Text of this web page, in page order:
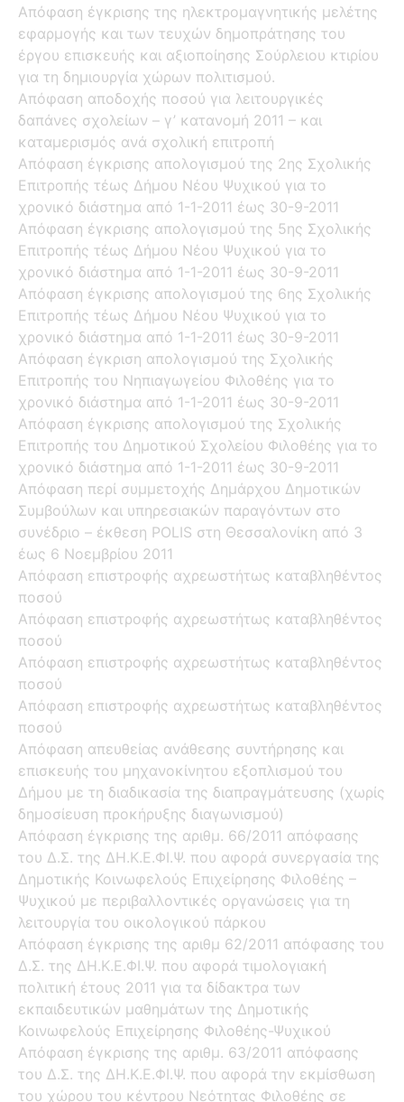
Απόφαση έγκρισης της ηλεκτρομαγνητικής μελέτης
εφαρμογής και των τευχών δημοπράτησης του
έργου επισκευής και αξιοποίησης Σούρλειου κτιρίου
για τη δημιουργία χώρων πολιτισμού.
Απόφαση αποδοχής ποσού για λειτουργικές
δαπάνες σχολείων – γ’ κατανομή 2011 – και
καταμερισμός ανά σχολική επιτροπή
Απόφαση έγκρισης απολογισμού της 2ης Σχολικής
Επιτροπής τέως Δήμου Νέου Ψυχικού για το
χρονικό διάστημα από 1-1-2011 έως 30-9-2011
Απόφαση έγκρισης απολογισμού της 5ης Σχολικής
Επιτροπής τέως Δήμου Νέου Ψυχικού για το
χρονικό διάστημα από 1-1-2011 έως 30-9-2011
Απόφαση έγκρισης απολογισμού της 6ης Σχολικής
Επιτροπής τέως Δήμου Νέου Ψυχικού για το
χρονικό διάστημα από 1-1-2011 έως 30-9-2011
Απόφαση έγκριση απολογισμού της Σχολικής
Επιτροπής του Νηπιαγωγείου Φιλοθέης για το
χρονικό διάστημα από 1-1-2011 έως 30-9-2011
Απόφαση έγκρισης απολογισμού της Σχολικής
Επιτροπής του Δημοτικού Σχολείου Φιλοθέης για το
χρονικό διάστημα από 1-1-2011 έως 30-9-2011
Απόφαση περί συμμετοχής Δημάρχου Δημοτικών
Συμβούλων και υπηρεσιακών παραγόντων στο
συνέδριο – έκθεση POLIS στη Θεσσαλονίκη από 3
έως 6 Νοεμβρίου 2011
Απόφαση επιστροφής αχρεωστήτως καταβληθέντος
ποσού
Απόφαση επιστροφής αχρεωστήτως καταβληθέντος
ποσού
Απόφαση επιστροφής αχρεωστήτως καταβληθέντος
ποσού
Απόφαση επιστροφής αχρεωστήτως καταβληθέντος
ποσού
Απόφαση απευθείας ανάθεσης συντήρησης και
επισκευής του μηχανοκίνητου εξοπλισμού του
Δήμου με τη διαδικασία της διαπραγμάτευσης (χωρίς
δημοσίευση προκήρυξης διαγωνισμού)
Απόφαση έγκρισης της αριθμ. 66/2011 απόφασης
του Δ.Σ. της ΔΗ.Κ.Ε.ΦΙ.Ψ. που αφορά συνεργασία της
Δημοτικής Κοινωφελούς Επιχείρησης Φιλοθέης –
Ψυχικού με περιβαλλοντικές οργανώσεις για τη
λειτουργία του οικολογικού πάρκου
Απόφαση έγκρισης της αριθμ 62/2011 απόφασης του
Δ.Σ. της ΔΗ.Κ.Ε.ΦΙ.Ψ. που αφορά τιμολογιακή
πολιτική έτους 2011 για τα δίδακτρα των
εκπαιδευτικών μαθημάτων της Δημοτικής
Κοινωφελούς Επιχείρησης Φιλοθέης-Ψυχικού
Απόφαση έγκρισης της αριθμ. 63/2011 απόφασης
του Δ.Σ. της ΔΗ.Κ.Ε.ΦΙ.Ψ. που αφορά την εκμίσθωση
του χώρου του κέντρου Νεότητας Φιλοθέης σε